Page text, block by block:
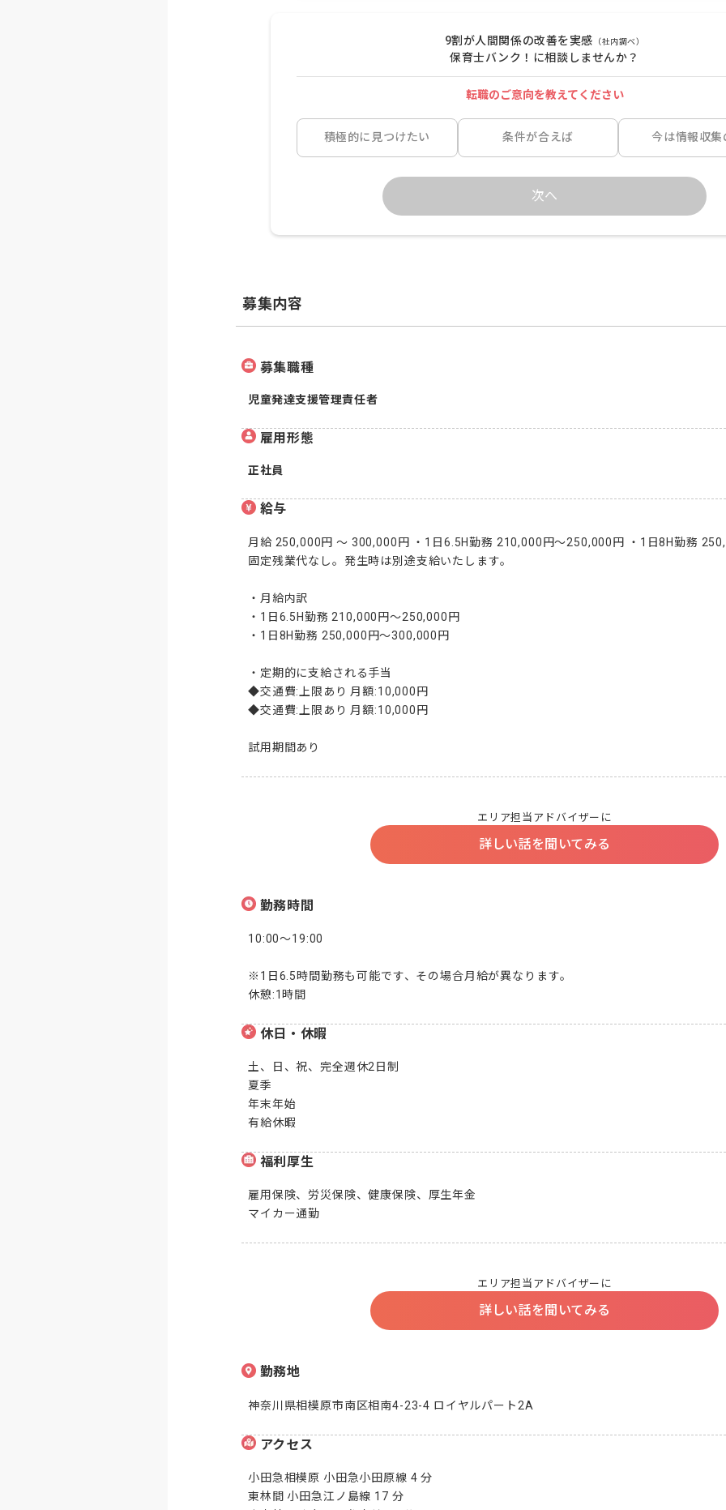
9割が人間関係の改善を実感 （社内調べ）
保育士バンク！に相談しませんか？
転職のご意向を教えてください
積極的に見つけたい 条件が合えば 今は情報収集
次へ
募集内容
募集職種
児童発達支援管理責任者
雇用形態
正社員
給与
月給 250,000円 ～ 300,000円 ・1日6.5H勤務 210,000円～250,000円 ・1日8H勤務
固定残業代なし。発生時は別途支給いたします。
・月給内訳
・1日6.5H勤務 210,000円～250,000円
・1日8H勤務 250,000円～300,000円
・定期的に支給される手当
◆交通費:上限あり 月額:10,000円
◆交通費:上限あり 月額:10,000円
試用期間あり
エリア担当アドバイザーに
詳しい話を聞いてみる
勤務時間
10:00～19:00
※1日6.5時間勤務も可能です、その場合月給が異なります。
休憩:1時間
休日・休暇
土、日、祝、完全週休2日制
夏季
年末年始
有給休暇
福利厚生
雇用保険、労災保険、健康保険、厚生年金
マイカー通勤
エリア担当アドバイザーに
詳しい話を聞いてみる
勤務地
神奈川県相模原市南区相南4-23-4 ロイヤルパート2A
アクセス
小田急相模原 小田急小田原線 4 分
東林間 小田急江ノ島線 17 分